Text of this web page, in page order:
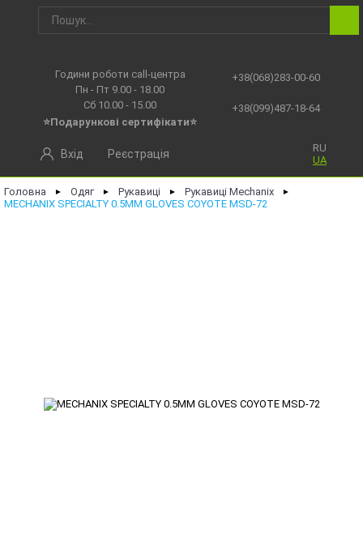
Години роботи call-центра
Пн - Пт 9.00 - 18.00
Сб 10.00 - 15.00
⭐Подарункові сертифікати⭐
+38(068)283-00-60
+38(099)487-18-64
RU
UA
Вхід Реєстрація
Головна ► Одяг ► Рукавиці ► Рукавиці Mechanix ►
MECHANIX SPECIALTY 0.5MM GLOVES COYOTE MSD-72